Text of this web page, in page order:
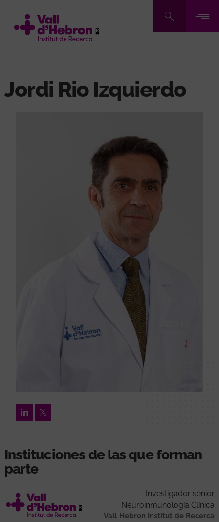
contenido
Jordi Rio Izquierdo
LinkedInTwitter
Instituciones de las que forman
parte
Investigador sénior
Neuroinmunología Clínica
Vall Hebron Institut de Recerca